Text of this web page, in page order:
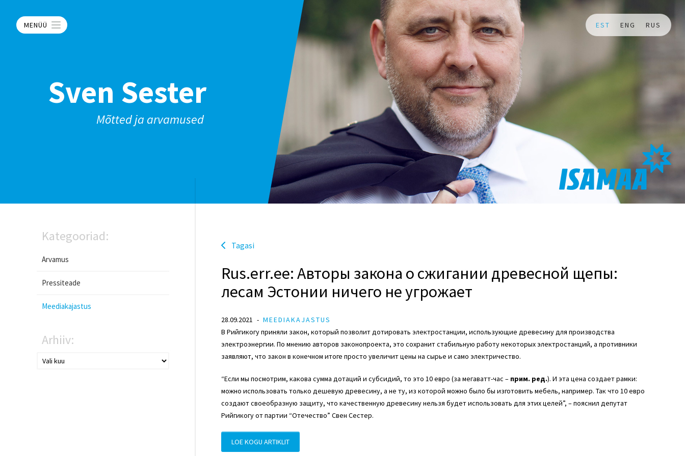
MENÜÜ EST ENG RUS
Sven Sester
Mõtted ja arvamused
Kategooriad:
Arvamus
Pressiteade
Meediakajastus
Arhiiv:
Tagasi
Rus.err.ee: Авторы закона о сжигании древесной щепы:
лесам Эстонии ничего не угрожает
28.09.2021
MEEDIAKAJASTUS
В Рийгикогу приняли закон, который позволит дотировать электростанции, использующие древесину для производства
электроэнергии. По мнению авторов законопроекта, это сохранит стабильную работу некоторых электростанций, а противники
заявляют, что закон в конечном итоге просто увеличит цены на сырье и само электричество.
“Если мы посмотрим, какова сумма дотаций и субсидий, то это 10 евро (за мегаватт-час – прим. ред.). И эта цена создает рамки:
можно использовать только дешевую древесину, а не ту, из которой можно было бы изготовить мебель, например. Так что 10 евро
создают своеобразную защиту, что качественную древесину нельзя будет использовать для этих целей”, – пояснил депутат
Рийгикогу отпартии “Отечество” Свен Сестер.
LOE KOGU ARTIKLIT